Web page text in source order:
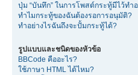
ปุ่ม “บันทึก” ในการโพสต์กระทู้มีไว้ทำ
ทำไมกระทู้ของฉันต้องรอการอนุมัติ?
ทำอย่างไรฉันถึงจะปั้มกระทู้ได้?
รูปแบบและชนิดของหัวข้อ
BBCode คืออะไร?
ใช้ภาษา HTML ได้ไหม?